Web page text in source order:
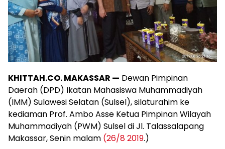
KHITTAH.CO. MAKASSAR — Dewan Pimpinan
Daerah (DPD) Ikatan Mahasiswa Muhammadiyah
(IMM) Sulawesi Selatan (Sulsel), silaturahim ke
kediaman Prof. Ambo Asse Ketua Pimpinan Wilayah
Muhammadiyah (PWM) Sulsel di Jl. Talassalapang
Makassar, Senin malam (26/8 2019.)